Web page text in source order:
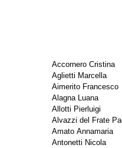
Accornero Cristina
Aglietti Marcella
Aimerito Francesco
Alagna Luana
Allotti Pierluigi
Alvazzi del Frate
Amato Annamaria
Antonetti Nicola